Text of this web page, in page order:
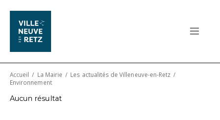
Accueil / La Mairie / Les actualités de Villeneuve-en-Retz /
Environnement
Aucun résultat